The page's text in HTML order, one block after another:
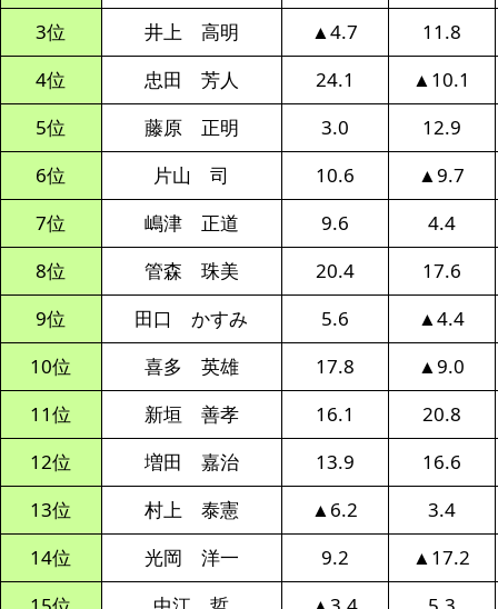
3位
井上 高明 ▲4.7
11.8
4位
忠田 芳人 24.1
▲10.1
5位
藤原 正明 3.0
12.9
6位
片山 司 10.6
▲9.7
7位
嶋津 正道 9.6
4.4
8位
管森 珠美 20.4
17.6
9位
田口 かすみ 5.6
▲4.4
10位
喜多 英雄 17.8
▲9.0
11位
新垣 善孝 16.1
20.8
12位
増田 嘉治 13.9
16.6
13位
村上 泰憲 ▲6.2
3.4
14位
光岡 洋一 9.2
▲17.2